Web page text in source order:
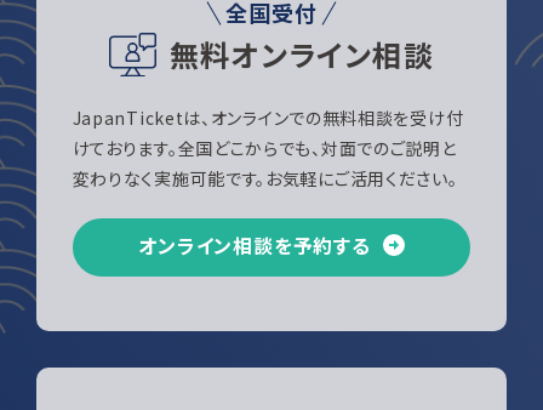
全国受付
無料オンライン相談
JapanTicketは、オンラインでの無料相談を受け付
けております。全国どこからでも、対面でのご説明と
変わりなく実施可能です。お気軽にご活用ください。
オンライン相談を予約する